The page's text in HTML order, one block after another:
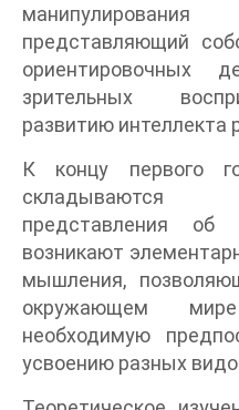
представляющий
ориентировочных
зрительных
развитию интеллекта
К концу первого
складываются
представления
возникают
мышления,
окружающем
необходимую
усвоению разных